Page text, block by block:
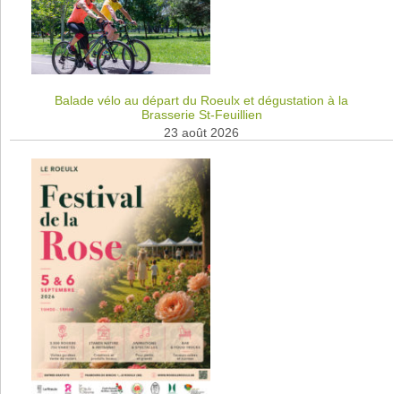
Balade vélo au départ du Roeulx et dégustation à la
Brasserie St-Feuillien
23 août 2026